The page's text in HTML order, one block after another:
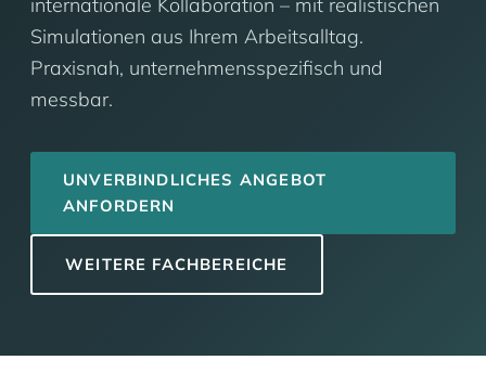
Simulationen aus Ihrem Arbeitsalltag.
Praxisnah, unternehmensspezifisch und
messbar.
UNVERBINDLICHES ANGEBOT
ANFORDERN
WEITERE FACHBEREICHE